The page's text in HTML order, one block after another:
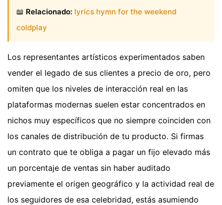
📖 Relacionado: lyrics hymn for the weekend
coldplay
Los representantes artísticos experimentados saben
vender el legado de sus clientes a precio de oro, pero
omiten que los niveles de interacción real en las
plataformas modernas suelen estar concentrados en
nichos muy específicos que no siempre coinciden con
los canales de distribución de tu producto. Si firmas
un contrato que te obliga a pagar un fijo elevado más
un porcentaje de ventas sin haber auditado
previamente el origen geográfico y la actividad real de
los seguidores de esa celebridad, estás asumiendo